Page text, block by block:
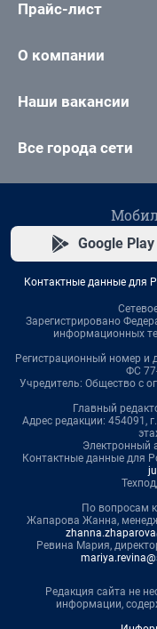
Прайс-лист
О компании
Наши вакансии
Все города сети
Google Play
Контактные данные для
Зарегистрировано
информационных
Регистрационный номер и
ФС
Учредитель: Общество с
Главный
Адрес редакции: 454091,
Электронный
Контактные данные для
По вопросам
Жапарова Жанна,
Ревина Мария,
Редакция сайта не
информации,